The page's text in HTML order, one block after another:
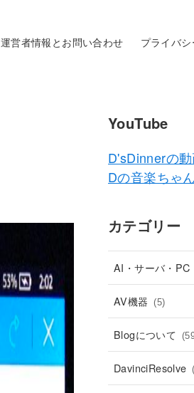
運営者情報とお問い合わせ プライバ
YouTube
D'sDinnerの
Dの音楽ちゃ
カテゴリー
AI・サーバ・PC
AV機器 (5)
Blogについて
DavinciResolve